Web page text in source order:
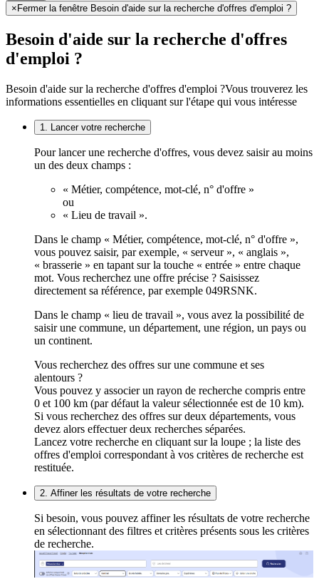
× Fermer la fenêtre Besoin d'aide sur la recherche d'offres d'emploi ?
Besoin d'aide sur la recherche d'offres
d'emploi ?
Besoin d'aide sur la recherche d'offres d'emploi ?Vous trouverez les
informations essentielles en cliquant sur l'étape qui vous intéresse
1. Lancer votre recherche
Pour lancer une recherche d'offres, vous devez saisir au moins
un des deux champs :
« Métier, compétence, mot-clé, n° d'offre »
ou
« Lieu de travail ».
Dans le champ « Métier, compétence, mot-clé, n° d'offre »,
vous pouvez saisir, par exemple, « serveur », « anglais »,
« brasserie » en tapant sur la touche « entrée » entre chaque
mot. Vous recherchez une offre précise ? Saisissez
directement sa référence, par exemple 049RSNK.
Dans le champ « lieu de travail », vous avez la possibilité de
saisir une commune, un département, une région, un pays ou
un continent.
Vous recherchez des offres sur une commune et ses
alentours ?
Vous pouvez y associer un rayon de recherche compris entre
0 et 100 km (par défaut la valeur sélectionnée est de 10 km).
Si vous recherchez des offres sur deux départements, vous
devez alors effectuer deux recherches séparées.
Lancez votre recherche en cliquant sur la loupe ; la liste des
offres d'emploi correspondant à vos critères de recherche est
restituée.
2. Affiner les résultats de votre recherche
Si besoin, vous pouvez affiner les résultats de votre recherche
en sélectionnant des filtres et critères présents sous les critères
de recherche.